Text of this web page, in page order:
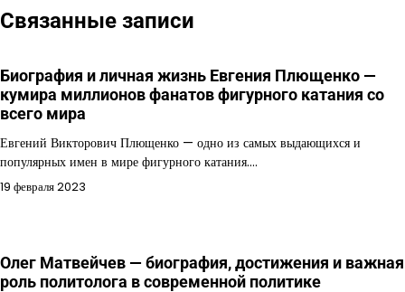
Связанные записи
Биография и личная жизнь Евгения Плющенко —
кумира миллионов фанатов фигурного катания со
всего мира
Евгений Викторович Плющенко — одно из самых выдающихся и
популярных имен в мире фигурного катания.…
19 февраля 2023
Олег Матвейчев — биография, достижения и важная
роль политолога в современной политике